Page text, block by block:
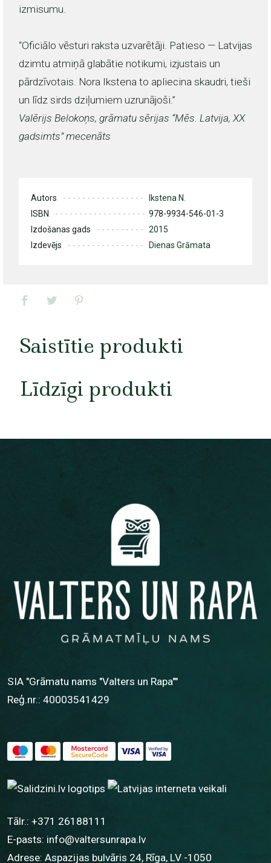
izmisumu.
“Oficiālo vēsturi raksta uzvarētāji. Patieso — Latvijas
dzimtu atmiņā glabātie notikumi, izjustais un
pārdzīvotais. Nora Ikstena to apliecina skaudri, tieši
un līdz sirds dziļumiem uzrunājoši.”
Valērijs Belokoņs, grāmatu sērijas “Mēs. Latvija, XX
gadsimts” mecenāts
Autors
Ikstena N.
ISBN
978-9934-546-01-3
Izdošanas gads
2015
Izdevējs
Dienas Grāmata
Saistītie produkti
Līdzīgi produkti
SIA "Grāmatu nams "Valters un Rapa""
Reģ.nr.: 40003541429
Tālr.: +371 26188111
E-pasts: info@valtersunrapa.lv
Adrese: Aspazijas bulvāris 24, Rīga, LV -1050